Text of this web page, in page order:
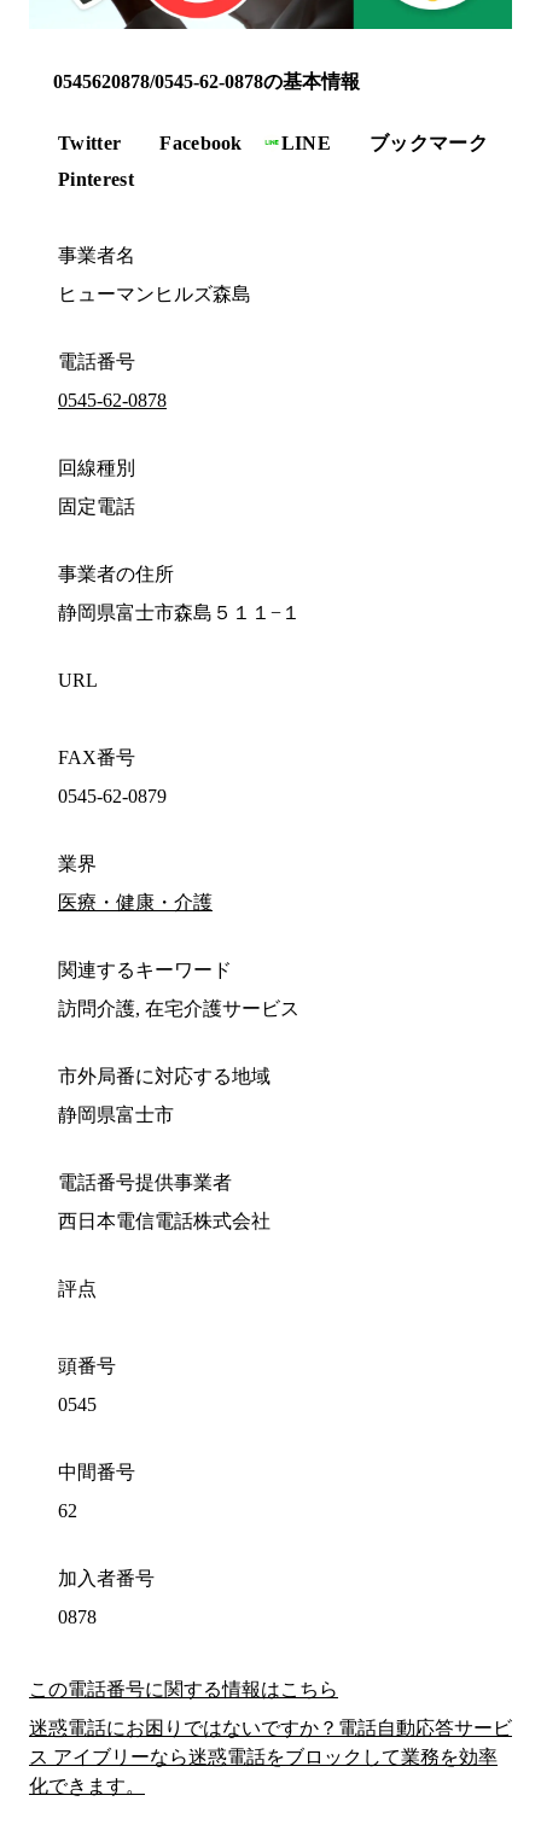
0545620878/0545-62-0878の基本情報
Twitter Facebook LINE
ブックマーク
Pinterest
事業者名
ヒューマンヒルズ森島
電話番号
0545-62-0878
回線種別
固定電話
事業者の住所
静岡県富士市森島５１１−１
URL
FAX番号
0545-62-0879
業界
医療・健康・介護
関連するキーワード
訪問介護, 在宅介護サービス
市外局番に対応する地域
静岡県富士市
電話番号提供事業者
西日本電信電話株式会社
評点
頭番号
0545
中間番号
62
加入者番号
0878
この電話番号に関する情報はこちら
迷惑電話にお困りではないですか？電話自動応答サービ
ス アイブリーなら迷惑電話をブロックして業務を効率
化できます。